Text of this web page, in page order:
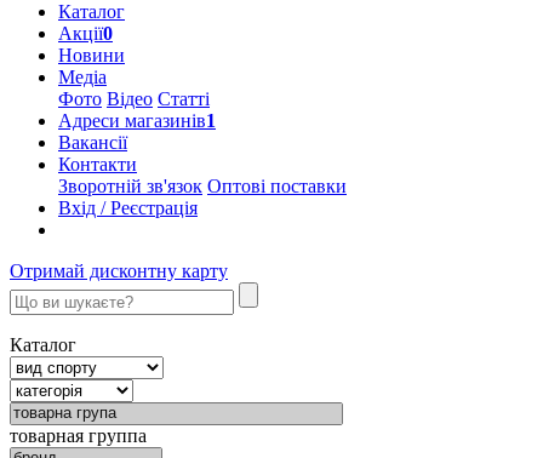
Каталог
Акції0
Новини
Медіа
Фото Відео Статті
Адреси магазинів1
Вакансії
Контакти
Зворотній зв'язок Оптові поставки
Вхід / Реєстрація
Отримай дисконтну карту
Каталог
товарная группа